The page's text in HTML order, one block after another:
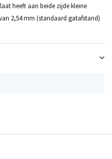
heeft aan beide zijde kleine
2,54 mm (standaard gatafstand)